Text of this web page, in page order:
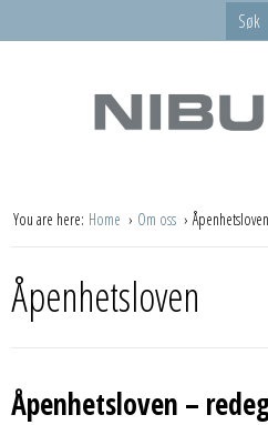
You are here: Home Om oss Åpenhetsloven
Åpenhetsloven
Åpenhetsloven –